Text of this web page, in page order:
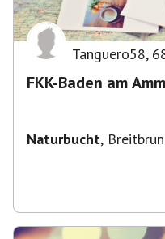
Tanguero58,
FKK-Baden am
Naturbucht,